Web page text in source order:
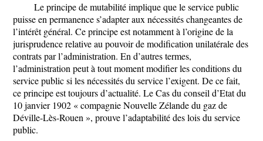
Le principe de mutabilité implique que le service public
puisse en permanence s’adapter aux nécessités changeantes de
l’intérêt général. Ce principe est notamment à l’origine de la
jurisprudence relative au pouvoir de modification unilatérale des
contrats par l’administration. En d’autres termes,
l’administration peut à tout moment modifier les conditions du
service public si les nécessités du service l’exigent. De ce fait,
ce principe est toujours d’actualité. Le Cas du conseil d’Etat du
10 janvier 1902 « compagnie Nouvelle Zélande du gaz de
Déville-Lès-Rouen », prouve l’adaptabilité des lois du service
public.